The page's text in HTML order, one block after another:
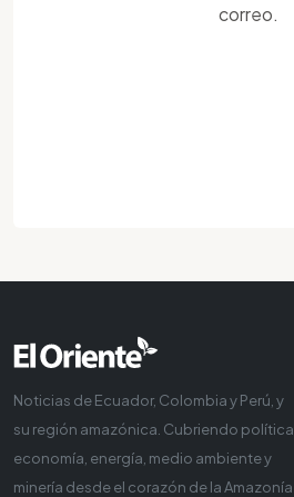
correo.
Noticias de Ecuador, Colombia y Perú, y
su región amazónica. Cubriendo política,
economía, energía, medio ambiente y
minería desde el corazón de la Amazonía